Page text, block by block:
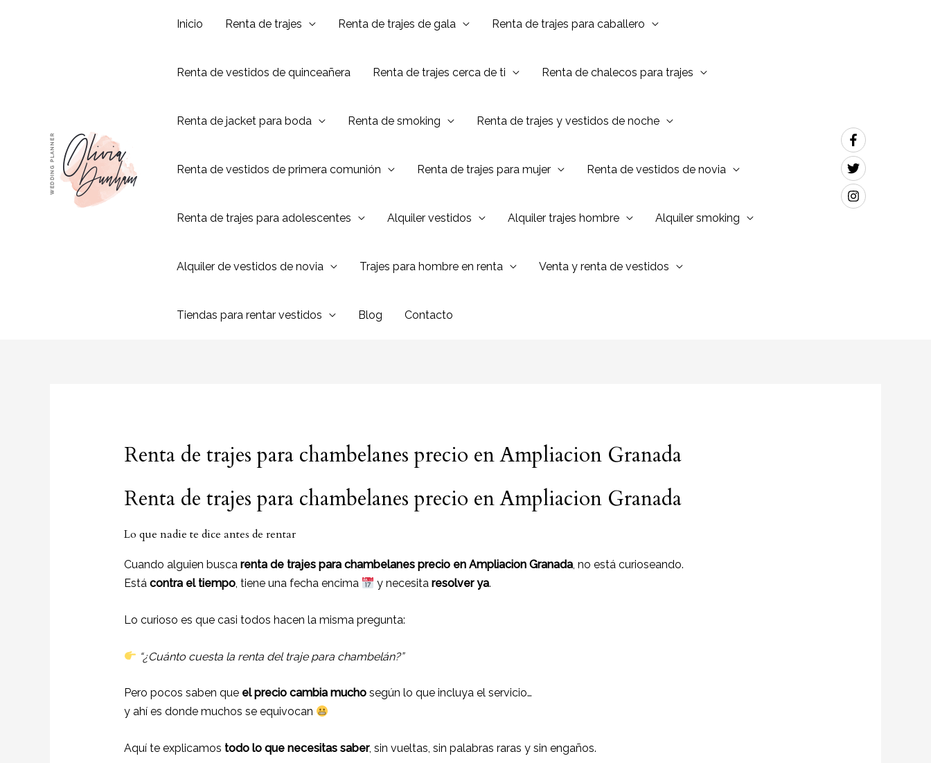
Inicio Renta de trajes Renta de trajes de gala Renta de trajes para caballero
Renta de vestidos de quinceañera Renta de trajes cerca de ti Renta de chalecos para trajes
Renta de jacket para boda Renta de smoking Renta de trajes y vestidos de noche
Renta de vestidos de primera comunión Renta de trajes para mujer Renta de vestidos de novia
Renta de trajes para adolescentes Alquiler vestidos Alquiler trajes hombre Alquiler smoking
Alquiler de vestidos de novia Trajes para hombre en renta Venta y renta de vestidos
Tiendas para rentar vestidos Blog Contacto
Renta de trajes para chambelanes precio en Ampliacion Granada
Renta de trajes para chambelanes precio en Ampliacion Granada
Lo que nadie te dice antes de rentar
Cuando alguien busca renta de trajes para chambelanes precio en Ampliacion Granada, no está curioseando.
Está contra el tiempo, tiene una fecha encima y necesita resolver ya.
Lo curioso es que casi todos hacen la misma pregunta:
“¿Cuánto cuesta la renta del traje para chambelán?”
Pero pocos saben que el precio cambia muchosegún lo que incluya el servicio…
y ahí es donde muchos se equivocan
Aquí te explicamos todo lo que necesitas saber, sin vueltas, sin palabras raras y sin engaños.